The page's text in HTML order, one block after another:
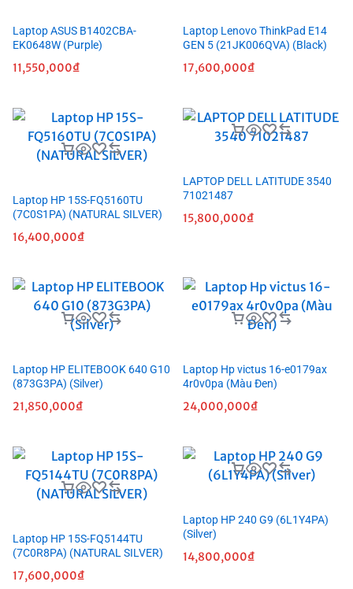
Laptop ASUS B1402CBA-
EK0648W (Purple)
11,550,000₫
Laptop Lenovo ThinkPad E14
GEN 5 (21JK006QVA) (Black)
17,600,000₫
Laptop HP 15S-FQ5160TU
(7C0S1PA) (NATURAL SILVER)
16,400,000₫
LAPTOP DELL LATITUDE 3540
71021487
15,800,000₫
Laptop HP ELITEBOOK 640 G10
(873G3PA) (Silver)
21,850,000₫
Laptop Hp victus 16-e0179ax
4r0v0pa (Màu Đen)
24,000,000₫
Laptop HP 15S-FQ5144TU
(7C0R8PA) (NATURAL SILVER)
17,600,000₫
Laptop HP 240 G9 (6L1Y4PA)
(Silver)
14,800,000₫